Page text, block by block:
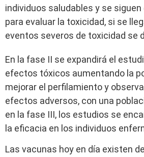
individuos saludables y se
para evaluar la toxicidad, si se
eventos severos de toxicidad se
En la fase II se expandirá el
efectos tóxicos aumentando la
mejorar el perfilamiento y
efectos adversos, con una
en la fase III, los estudios se
la eficacia en los individuos
Las vacunas hoy en día existen